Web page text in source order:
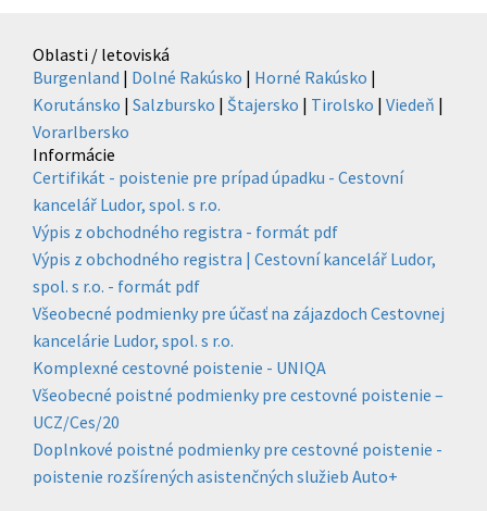
Oblasti / letoviská
Burgenland | Dolné Rakúsko | Horné Rakúsko |
Korutánsko | Salzbursko | Štajersko | Tirolsko | Viedeň |
Vorarlbersko
Informácie
Certifikát - poistenie pre prípad úpadku - Cestovní
kancelář Ludor, spol. s r.o.
Výpis z obchodného registra - formát pdf
Výpis z obchodného registra | Cestovní kancelář Ludor,
spol. s r.o. - formát pdf
Všeobecné podmienky pre účasť na zájazdoch Cestovnej
kancelárie Ludor, spol. s r.o.
Komplexné cestovné poistenie - UNIQA
Všeobecné poistné podmienky pre cestovné poistenie –
UCZ/Ces/20
Doplnkové poistné podmienky pre cestovné poistenie -
poistenie rozšírených asistenčných služieb Auto+